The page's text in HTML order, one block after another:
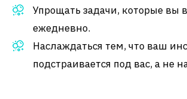
Упрощать задачи, которые вы
ежедневно.
Наслаждаться тем, что ваш
подстраивается под вас, а не